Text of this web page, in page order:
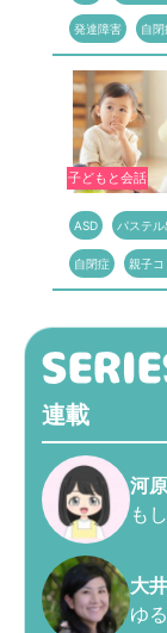
発達障害 自閉
子どもと会話
ASD パステル
自閉症 親子コ
連載
河
も
大
ゆ